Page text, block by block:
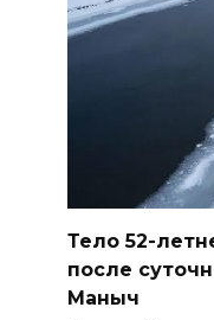
Тело 52-
после
Маныч